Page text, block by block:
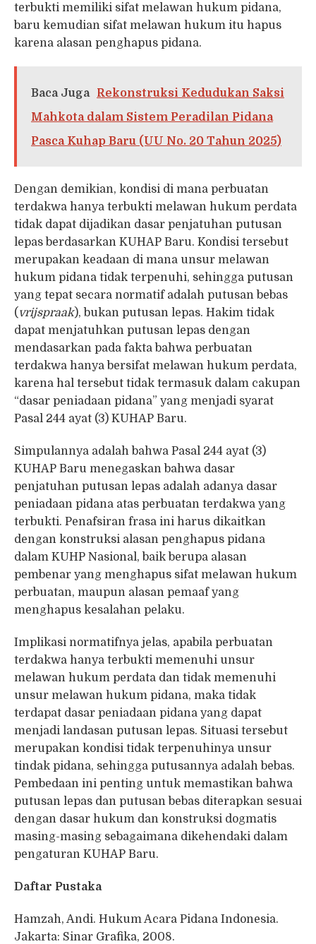
terbukti memiliki sifat melawan hukum pidana,
baru kemudian sifat melawan hukum itu hapus
karena alasan penghapus pidana.
Baca Juga
Rekonstruksi Kedudukan Saksi
Mahkota dalam Sistem Peradilan Pidana
Pasca Kuhap Baru (UU No. 20 Tahun 2025)
Dengan demikian, kondisi di mana perbuatan
terdakwa hanya terbukti melawan hukum perdata
tidak dapat dijadikan dasar penjatuhan putusan
lepas berdasarkan KUHAP Baru. Kondisi tersebut
merupakan keadaan di mana unsur melawan
hukum pidana tidak terpenuhi, sehingga putusan
yang tepat secara normatif adalah putusan bebas
( vrijspraak), bukan putusan lepas. Hakim tidak
dapat menjatuhkan putusan lepas dengan
mendasarkan pada fakta bahwa perbuatan
terdakwa hanya bersifat melawan hukum perdata,
karena hal tersebut tidak termasuk dalam cakupan
“dasar peniadaan pidana” yang menjadi syarat
Pasal 244 ayat (3) KUHAP Baru.
Simpulannya adalah bahwa Pasal 244 ayat (3)
KUHAP Baru menegaskan bahwa dasar
penjatuhan putusan lepas adalah adanya dasar
peniadaan pidana atas perbuatan terdakwa yang
terbukti. Penafsiran frasa ini harus dikaitkan
dengan konstruksi alasan penghapus pidana
dalam KUHP Nasional, baik berupa alasan
pembenar yang menghapus sifat melawan hukum
perbuatan, maupun alasan pemaaf yang
menghapus kesalahan pelaku.
Implikasi normatifnya jelas, apabila perbuatan
terdakwa hanya terbukti memenuhi unsur
melawan hukum perdata dan tidak memenuhi
unsur melawan hukum pidana, maka tidak
terdapat dasar peniadaan pidana yang dapat
menjadi landasan putusan lepas. Situasi tersebut
merupakan kondisi tidak terpenuhinya unsur
tindak pidana, sehingga putusannya adalah bebas.
Pembedaan ini penting untuk memastikan bahwa
putusan lepas dan putusan bebas diterapkan sesuai
dengan dasar hukum dan konstruksi dogmatis
masing-masing sebagaimana dikehendaki dalam
pengaturan KUHAP Baru.
Daftar Pustaka
Hamzah, Andi. Hukum Acara Pidana Indonesia.
Jakarta: Sinar Grafika, 2008.